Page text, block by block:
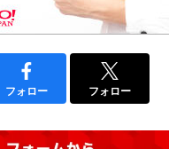
フォロー フォロー